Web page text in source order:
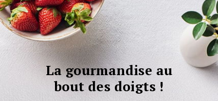
La gourmandise au
bout des doigts !